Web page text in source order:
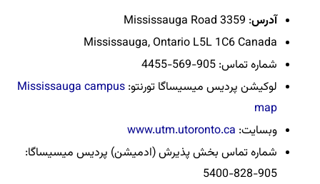
Mississauga, Ontario
تورنتو:Mississauga campus
پذیرش (ادمیشن) پردیس میسیساگا: